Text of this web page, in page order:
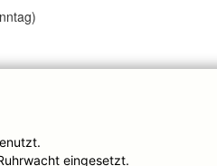
eingesetzt.